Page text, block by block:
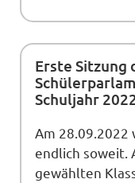
Erste Sitzung
Schuljahr
Am 28.09.2022
endlich soweit.
gewählten